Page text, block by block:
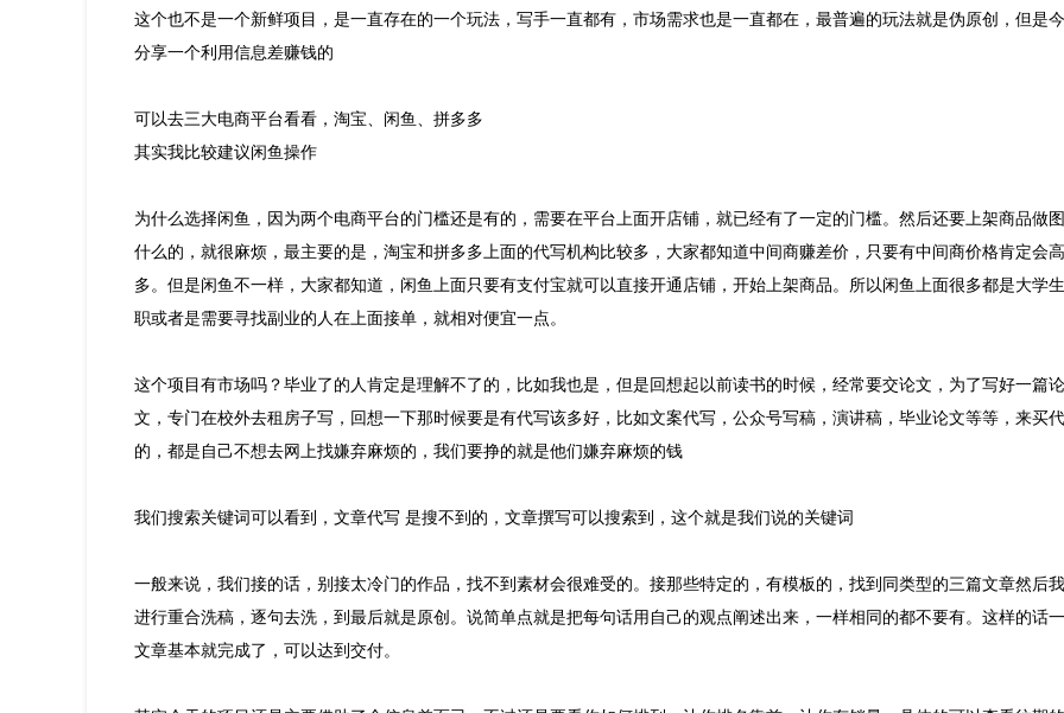
这个也不是一个新鲜项目，是一直存在的一个玩法，写手一直都有，市场需求也是一直都在，最普遍的玩法就是伪原创，但是
分享一个利用信息差赚钱的
可以去三大电商平台看看，淘宝、闲鱼、拼多多
其实我比较建议闲鱼操作
为什么选择闲鱼，因为两个电商平台的门槛还是有的，需要在平台上面开店铺，就已经有了一定的门槛。然后还要上架商品做
什么的，就很麻烦，最主要的是，淘宝和拼多多上面的代写机构比较多，大家都知道中间商赚差价，只要有中间商价格肯定会
多。但是闲鱼不一样，大家都知道，闲鱼上面只要有支付宝就可以直接开通店铺，开始上架商品。所以闲鱼上面很多都是大学
职或者是需要寻找副业的人在上面接单，就相对便宜一点。
这个项目有市场吗？毕业了的人肯定是理解不了的，比如我也是，但是回想起以前读书的时候，经常要交论文，为了写好一篇论
文，专门在校外去租房子写，回想一下那时候要是有代写该多好，比如文案代写，公众号写稿，演讲稿，毕业论文等等，来买
的，都是自己不想去网上找嫌弃麻烦的，我们要挣的就是他们嫌弃麻烦的钱
我们搜索关键词可以看到，文章代写 是搜不到的，文章撰写可以搜索到，这个就是我们说的关键词
一般来说，我们接的话，别接太冷门的作品，找不到素材会很难受的。接那些特定的，有模板的，找到同类型的三篇文章然后
进行重合洗稿，逐句去洗，到最后就是原创。说简单点就是把每句话用自己的观点阐述出来，一样相同的都不要有。这样的话
文章基本就完成了，可以达到交付。